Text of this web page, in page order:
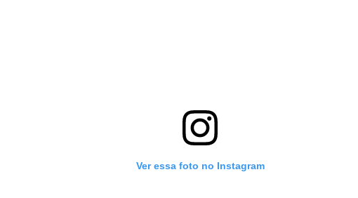
Ver essa foto no Instagram